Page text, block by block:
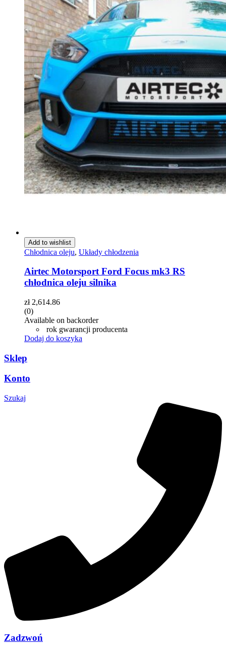
Add to wishlist
Chłodnica oleju, Układy chłodzenia
Airtec Motorsport Ford Focus mk3 RS
chłodnica oleju silnika
zł2,614.86
(0)
Available on backorder
rok gwarancji producenta
Dodaj do koszyka
Sklep
Konto
Szukaj
Zadzwoń